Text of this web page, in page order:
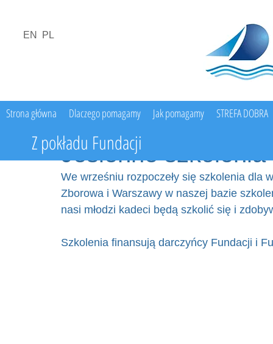
EN PL
Jesienne szkolenia
We wrześniu rozpoczeły się szkolenia dla
Zborowa i Warszawy w naszej bazie
nasi młodzi kadeci będą szkolić się i
Szkolenia finansują darczyńcy Fundacji i
Z pokładu Fundacji
Strona główna Dlaczego pomagamy Jak pomagamy STREFA DOBRA